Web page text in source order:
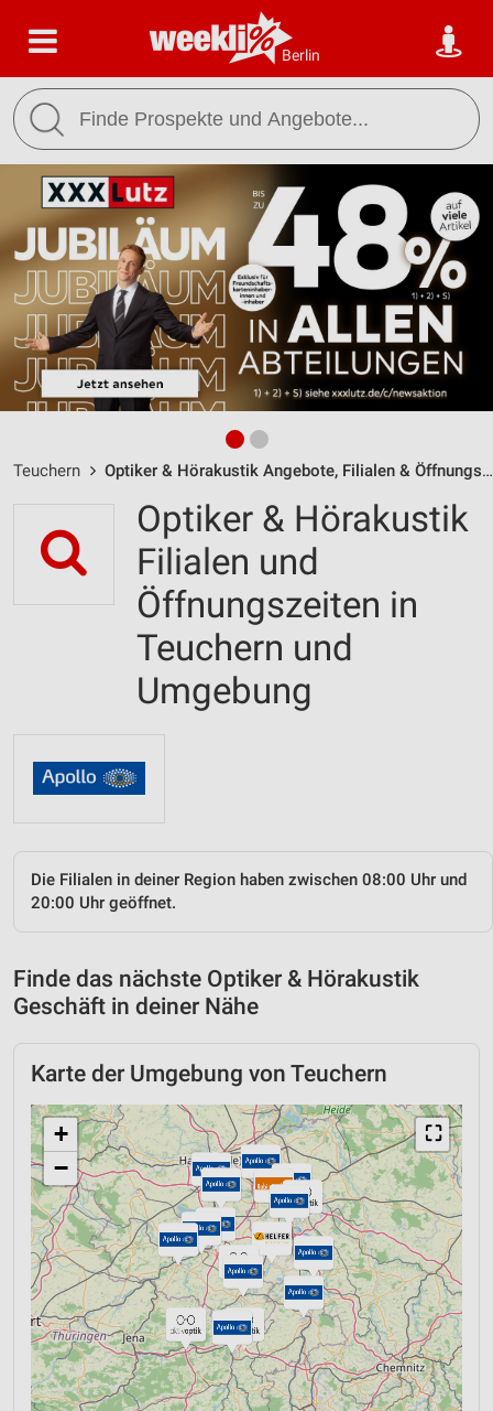
Berlin
Teuchern Optiker & Hörakustik Angebote, Filialen & Öffnungszeiten
Optiker & Hörakustik
Filialen und
Öffnungszeiten in
Teuchern und
Umgebung
Die Filialen in deiner Region haben zwischen 08:00 Uhr und
20:00 Uhr geöffnet.
Finde das nächste Optiker & Hörakustik
Geschäft in deiner Nähe
Karte der Umgebung von Teuchern
⛶
+
−